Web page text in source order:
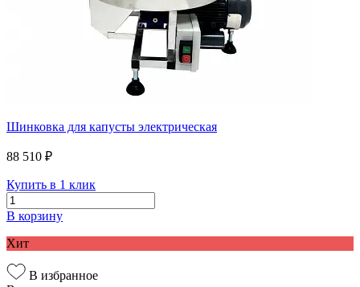
Шинковка для капусты электрическая
88 510 ₽
Купить в 1 клик
В корзину
Хит
В избранное